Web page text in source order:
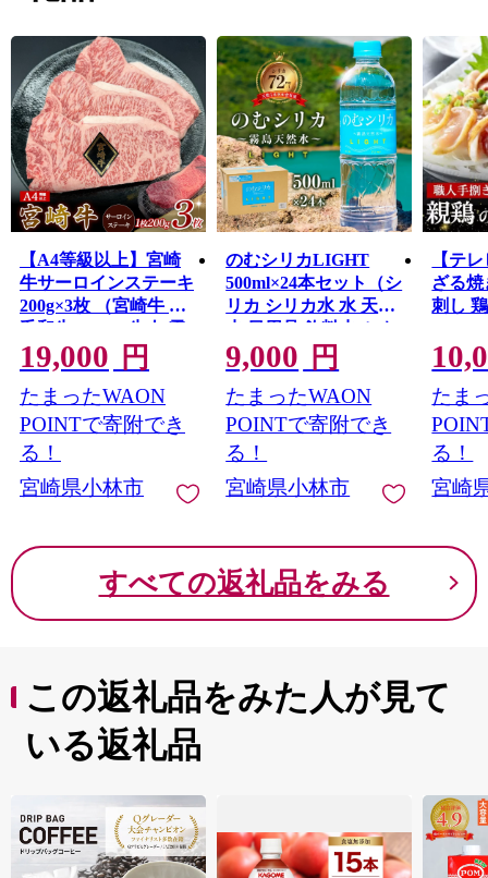
※2022年開催の全国和牛能力共進会（和牛オリンピッ
ク）にて内閣総理大臣賞受賞（4大会連続）
【A4等級以上】宮崎
牛サーロインステーキ
200g×3枚 （宮崎牛 黒
毛和牛 A4 A5 牛肉 霜
降り サーロイン ステ
ーキ 内閣総理大臣賞4
大会連続受賞）
19,000 円
たまったWAON
POINTで寄附でき
る！
宮崎県小林市
のむシリカLIGHT
500ml×24本セット（シ
リカ シリカ水 水 天然
水 日用品 飲料水 ミネ
ラルウォーター 美容
人気 霧島 宮崎県）
9,000 円
たまったWAON
POINTで寄附でき
る！
宮崎県小林市
【テ
ざる
刺し
鶏 鳥
冷凍
鮮
たま
る！
宮崎
すべての返礼品をみる
この返礼品をみた人が見て
いる返礼品